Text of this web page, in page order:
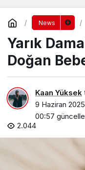
News
Yarık
Doğan
Kaan Yüksek
9 Haziran
00:57
2.044